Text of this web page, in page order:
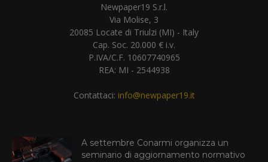
Newpaper19 S.r.l.
Via Molise, 3
20085 Locate di Triulzi (MI) - Italy
Cap. Soc. 20.000 € i.v.
P.IVA/C.F. 10607740965
REA: MI - 2544938
Contattaci: info@newpaper19.it
A settembre Conarmi organizza un
seminario di aggiornamento normativo